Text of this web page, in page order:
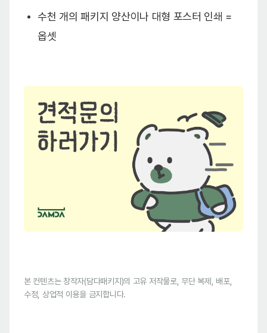
수천 개의 패키지 양산이나 대형 포스터 인쇄 =
옵셋
본 컨텐츠는 창작자(담다패키지)의 고유 저작물로, 무단 복제, 배포,
수정, 상업적 이용을 금지합니다.